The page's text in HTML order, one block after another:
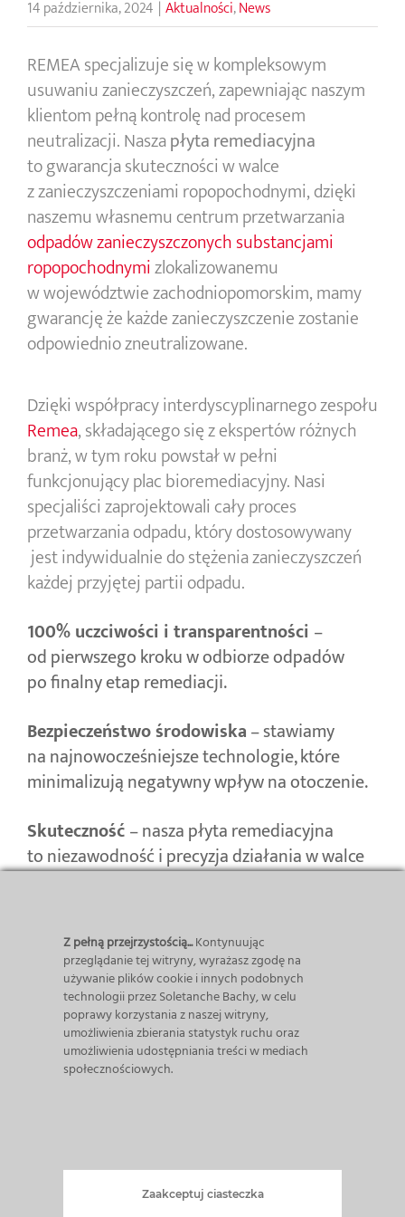
14 października, 2024 | Aktualności,News
REMEA specjalizuje się w kompleksowym
usuwaniu zanieczyszczeń, zapewniając naszym
klientom pełną kontrolę nad procesem
neutralizacji. Naszapłyta remediacyjna
to gwarancja skuteczności w walce
z zanieczyszczeniami ropopochodnymi, dzięki
naszemu własnemu centrum przetwarzania
odpadów zanieczyszczonych substancjami
ropopochodnymizlokalizowanemu
w województwie zachodniopomorskim, mamy
gwarancję że każde zanieczyszczenie zostanie
odpowiednio zneutralizowane.
Dzięki współpracy interdyscyplinarnego zespołu
Remea, składającego się z ekspertów różnych
branż, w tym roku powstał w pełni
funkcjonujący plac bioremediacyjny. Nasi
specjaliści zaprojektowali cały proces
przetwarzania odpadu, który dostosowywany
jest indywidualnie do stężenia zanieczyszczeń
każdej przyjętej partii odpadu.
100% uczciwości i transparentności –
od pierwszego kroku w odbiorze odpadów
po finalny etap remediacji.
Bezpieczeństwo środowiska– stawiamy
na najnowocześniejsze technologie, które
minimalizują negatywny wpływ na otoczenie.
Skuteczność– nasza płyta remediacyjna
to niezawodność i precyzja działania w walce
Z pełną przejrzystością...Kontynuując
przeglądanie tej witryny, wyrażasz zgodę na
używanie plików cookie i innych podobnych
technologii przez Soletanche Bachy, w celu
poprawy korzystania z naszej witryny,
umożliwienia zbierania statystyk ruchu oraz
umożliwienia udostępniania treści w mediach
społecznościowych.
Zaakceptuj ciasteczka